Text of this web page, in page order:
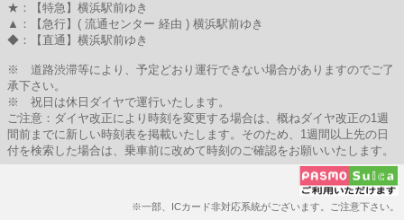
★：【特急】横浜駅前ゆき
▲：【急行】( 流通センター 経由 ) 横浜駅前ゆき
◆：【直通】横浜駅前ゆき
※ 道路渋滞等により、予定どおり運行できない場合がありますのでご了
承下さい。
※ 祝日は休日ダイヤで運行いたします。
ご注意：ダイヤ改正により時刻を変更する場合は、概ねダイヤ改正の1週
間前までに新しい時刻表を掲載いたします。そのため、1週間以上先の日
付を検索した場合は、乗車前に改めて時刻のご確認をお願いいたします。
※一部、ICカード非対応系統がございます。ご注意下さい。